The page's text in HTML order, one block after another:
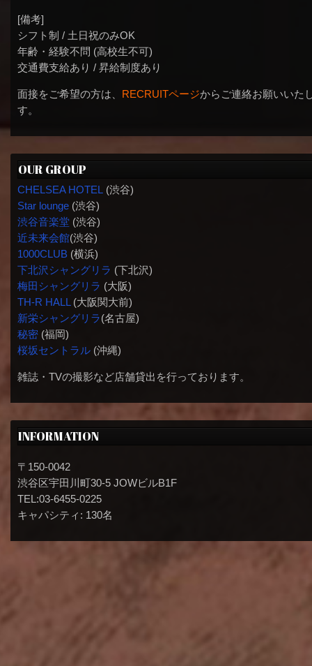
[備考]
シフト制 / 土日祝のみOK
年齢・経験不問 (高校生不可)
交通費支給あり / 昇給制度あり
面接をご希望の方は、 RECRUITページからご連絡お願いいた
す。
OUR GROUP
CHELSEA HOTEL (渋谷)
Star lounge(渋谷)
渋谷音楽堂(渋谷)
近未来会館(渋谷)
1000CLUB(横浜)
下北沢シャングリラ (下北沢)
梅田シャングリラ (大阪)
TH-R HALL(大阪関大前)
新栄シャングリラ(名古屋)
秘密(福岡)
桜坂セントラル(沖縄)
雑誌・TVの撮影など店舗貸出を行っております。
INFORMATION
〒150-0042
渋谷区宇田川町30-5 JOWビルB1F
TEL:03-6455-0225
キャパシティ: 130名